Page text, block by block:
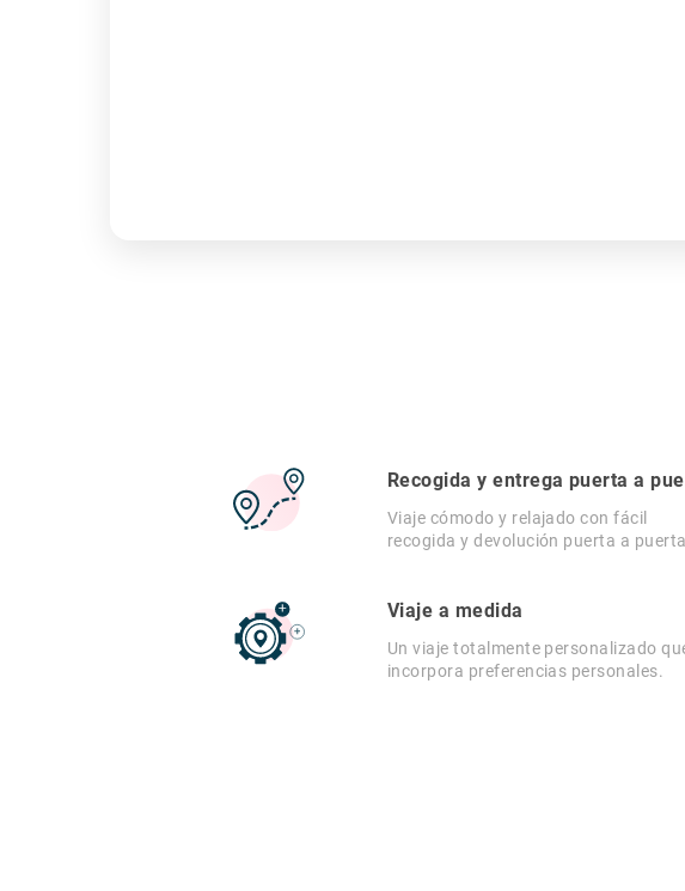
Recogida y entrega puerta a
Viaje cómodo y relajado con fácil
recogida y devolución puerta a puerta
Viaje a medida
Un viaje totalmente personalizado
incorpora preferencias personales.